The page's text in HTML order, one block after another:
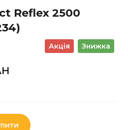
Reflex 2500
Акція Знижка